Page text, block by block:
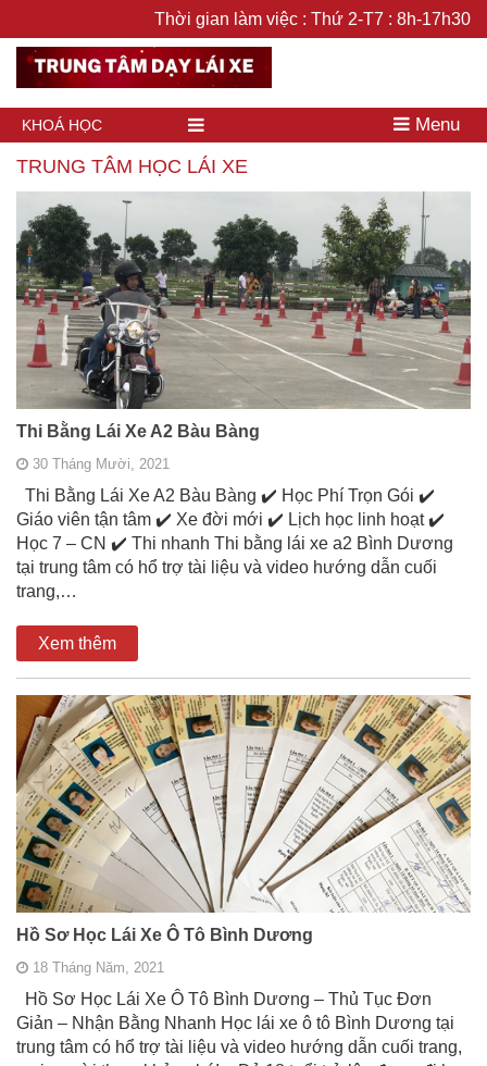
Thời gian làm việc : Thứ 2-T7 : 8h-17h30
KHOÁ HỌC Menu
TRUNG TÂM HỌC LÁI XE
Thi Bằng Lái Xe A2 Bàu Bàng
30 Tháng Mười, 2021
Thi Bằng Lái Xe A2 Bàu Bàng ✔️ Học Phí Trọn Gói ✔️
Giáo viên tận tâm ✔️ Xe đời mới ✔️ Lịch học linh hoạt ✔️
Học 7 – CN ✔️ Thi nhanh Thi bằng lái xe a2 Bình Dương
tại trung tâm có hổ trợ tài liệu và video hướng dẫn cuối
trang,…
Xem thêm
Hồ Sơ Học Lái Xe Ô Tô Bình Dương
18 Tháng Năm, 2021
Hồ Sơ Học Lái Xe Ô Tô Bình Dương – Thủ Tục Đơn
Giản – Nhận Bằng Nhanh Học lái xe ô tô Bình Dương tại
trung tâm có hổ trợ tài liệu và video hướng dẫn cuối trang,